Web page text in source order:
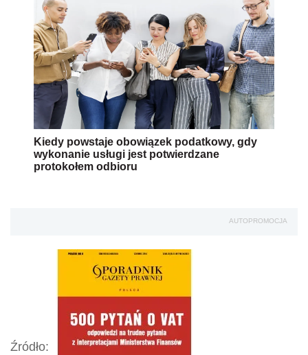
Kiedy powstaje obowiązek podatkowy, gdy
wykonanie usługi jest potwierdzane
protokołem odbioru
AUTOPROMOCJA
Źródło: